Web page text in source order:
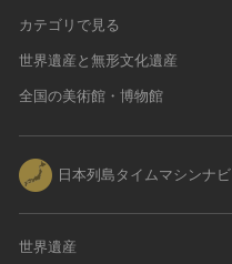
カテゴリで見る
世界遺産と無形文化遺産
全国の美術館・博物館
日本列島タイムマシンナビ
世界遺産